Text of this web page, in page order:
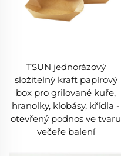
TSUN jednorázový
složitelný kraft papírový
box pro grilované kuře,
hranolky, klobásy, křídla -
otevřený podnos ve tvaru
večeře balení